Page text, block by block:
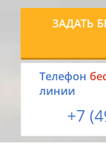
ЗАДАТЬ
Tелефон
линии
+7